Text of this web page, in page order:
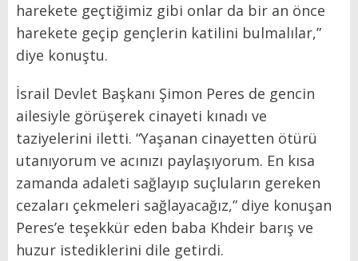
harekete geçtiğimiz gibi onlar da bir an önce
harekete geçip gençlerin katilini bulmalılar,”
diye konuştu.
İsrail Devlet Başkanı Şimon Peres de gencin
ailesiyle görüşerek cinayeti kınadı ve
taziyelerini iletti. “Yaşanan cinayetten ötürü
utanıyorum ve acınızı paylaşıyorum. En kısa
zamanda adaleti sağlayıp suçluların gereken
cezaları çekmeleri sağlayacağız,” diye konuşan
Peres’e teşekkür eden baba Khdeir barış ve
huzur istediklerini dile getirdi.